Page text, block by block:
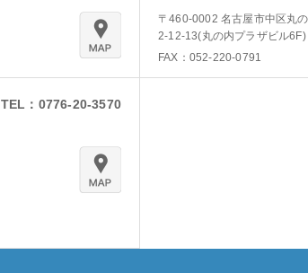
〒460-0002 名古屋市中区丸
2-12-13(丸の内プラザビル6F)
FAX：052-220-0791
TEL：0776-20-3570